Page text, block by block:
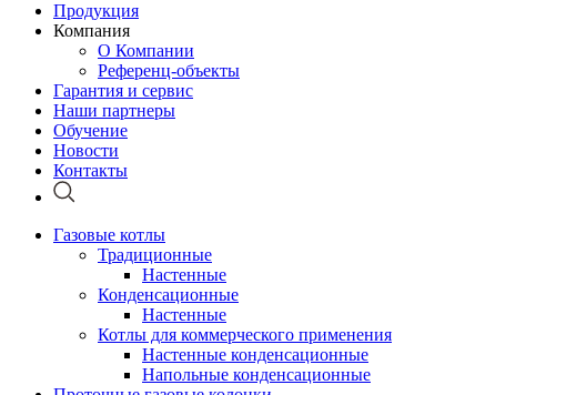
Продукция
Компания
О Компании
Референц-объекты
Гарантия и сервис
Наши партнеры
Обучение
Новости
Контакты
Газовые котлы
Традиционные
Настенные
Конденсационные
Настенные
Котлы для коммерческого применения
Настенные конденсационные
Напольные конденсационные